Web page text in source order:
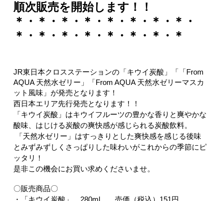
順次販売を開始します！！
＊・＊・＊・＊・＊・＊・＊・＊・
＊・＊・＊・＊・＊・＊・＊・＊
JR東日本クロスステーションの 「 キウイ炭酸 」「「From
AQUA 天然水ゼリー」「From AQUA 天然水ゼリーマスカ
ット風味」 が発売となります ！
西日本エリア先行発売となります！！
「キウイ炭酸」はキウイフルーツの豊かな香りと爽やかな
酸味、はじける炭酸の爽快感が感じられる炭酸飲料。
「天然水ゼリー」はすっきりとした爽快感を感じる後味
とみずみずしくさっぱりした味わいがこれからの季節にピ
ッタリ！
是非この機会にお買い求めくださいませ。
〇販売商品〇